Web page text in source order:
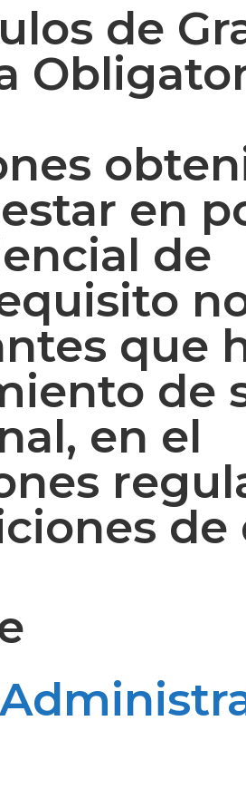
de
en
de
que
de
en el